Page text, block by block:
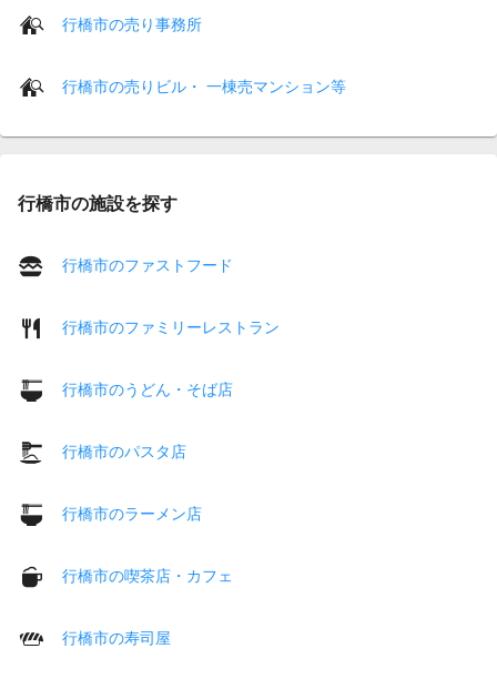
行橋市の売り事務所
行橋市の売りビル・ 一棟売マンション等
行橋市の施設を探す
行橋市のファストフード
行橋市のファミリーレストラン
行橋市のうどん・そば店
行橋市のパスタ店
行橋市のラーメン店
行橋市の喫茶店・カフェ
行橋市の寿司屋